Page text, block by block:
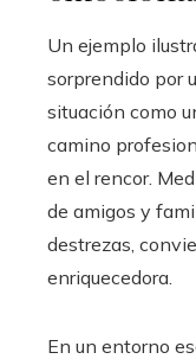
Un ejemplo
sorprendido por
situación como
camino
en el rencor.
de amigos y
destrezas,
enriquecedora.
En un entorno